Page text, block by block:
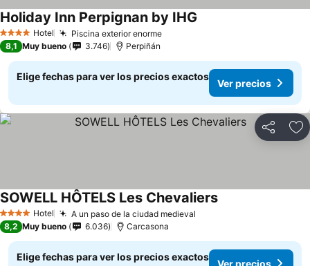
4 EstrellasHotel Piscina exterior enorme
Holiday Inn Perpignan by IHG
8,1 Muy bueno 3.746 Perpiñán
Elige fechas para ver los precios exactos
Ver precios
Compartir
4 EstrellasHotel A un paso de la ciudad medieval
SOWELL HÔTELS Les Chevaliers
8,2 Muy bueno 6.036 Carcasona
Elige fechas para ver los precios exactos
Ver precios